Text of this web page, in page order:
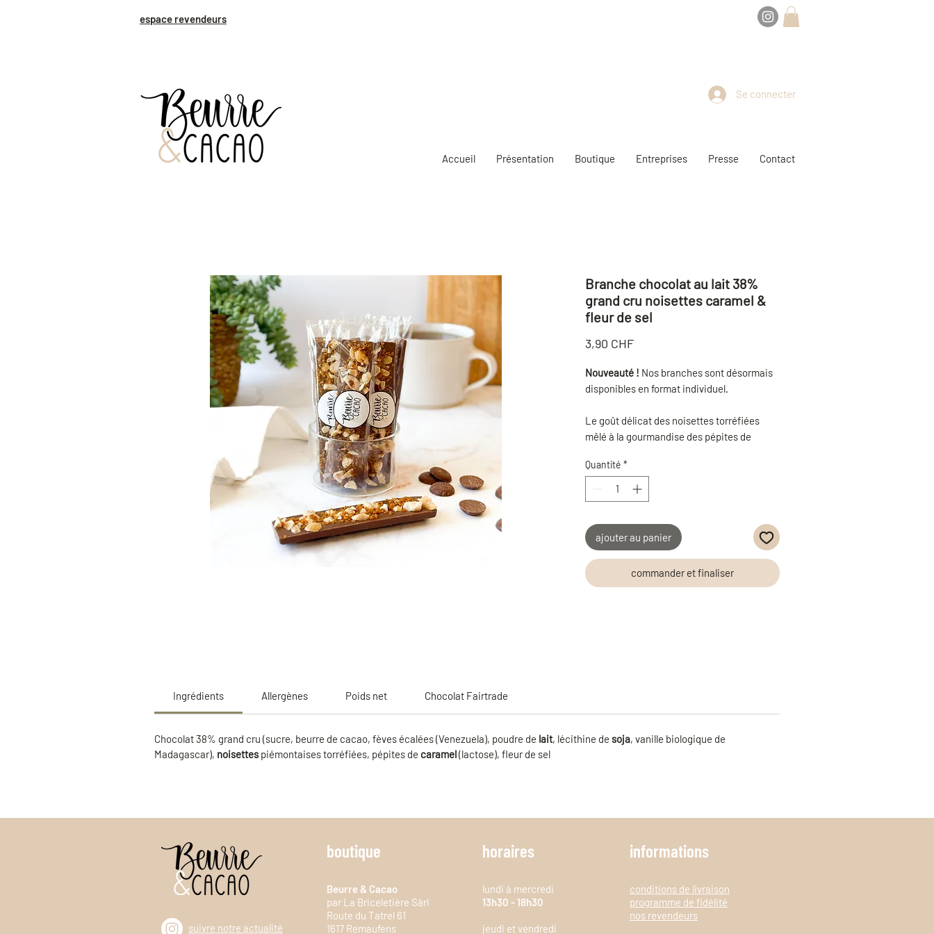
espace revendeurs
Accueil Présentation Boutique Entreprises Presse Contact
Se connecter
Branche chocolat au lait 38%
grand cru noisettes caramel &
fleur de sel
3,90 CHFPrix
Nouveauté ! Nos branches sont désormais
disponibles en format individuel.
Le goût délicat des noisettes torréfiées
mêlé à la gourmandise des pépites de
tout, minutieusement déposé sur notre
chocolat au lait grand cru d'exception.
Gourmand et addictif !
Format idéal pour une pause gourmande ou
comme petite attention à glisser partout !
Quantité *
ajouter au panier
commander et finaliser
Ingrédients Allergènes Poids net Chocolat Fairtrade
Chocolat 38% grand cru (sucre, beurre de cacao, fèves écalées (Venezuela), poudre de lait, lécithine de soja, vanille biologique de
Madagascar), noisettes piémontaisestorréfiées, pépites de caramel(lactose), fleur de sel
suivre notre actualité
boutique
Beurre & Cacao
par La Briceletière Sàrl
Route du Tatrel 61
1617 Remaufens
horaires
lundi à mercredi
13h30 - 18h30
jeudi et vendredi
informations
conditions de livraison
programme de fidélité
nos revendeurs